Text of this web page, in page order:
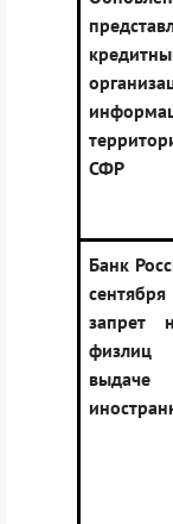
СФР
Банк
запрет
физлиц